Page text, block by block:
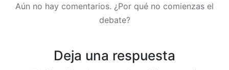
Aún no hay comentarios. ¿Por qué no comienzas el
debate?
Deja una respuesta